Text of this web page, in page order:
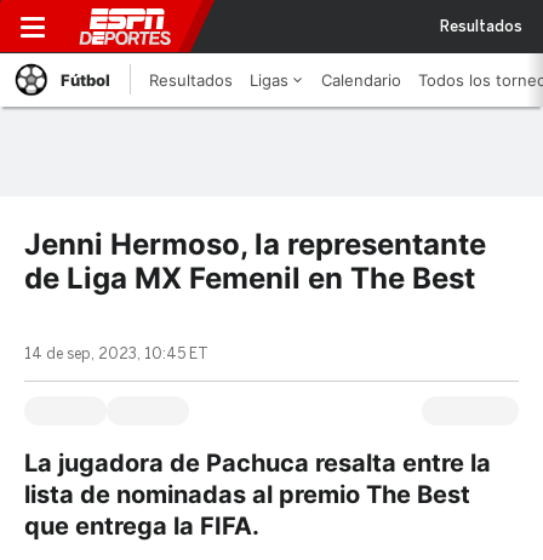
Resultados
Fútbol Resultados Ligas Calendario Todos los
Jenni Hermoso, la representante
de Liga MX Femenil en The Best
14 de sep, 2023, 10:45 ET
La jugadora de Pachuca resalta entre la
lista de nominadas al premio The Best
que entrega la FIFA.